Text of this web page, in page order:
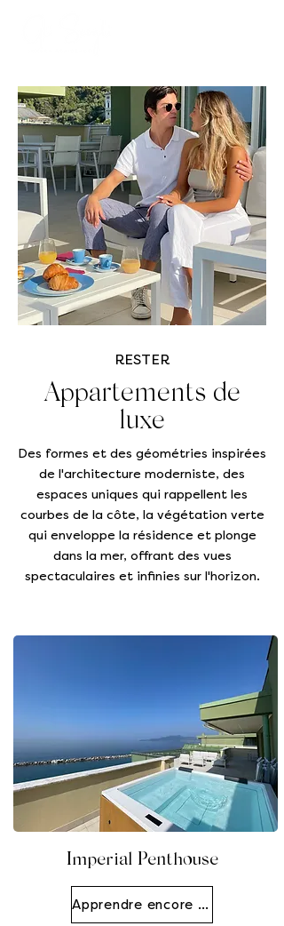
RESTER
Appartements de
luxe
Des formes et des géométries inspirées
de l'architecture moderniste, des
espaces uniques qui rappellent les
courbes de la côte, la végétation verte
qui enveloppe la résidence et plonge
dans la mer, offrant des vues
spectaculaires et infinies sur l'horizon.
Imperial Penthouse
Apprendre encore plus